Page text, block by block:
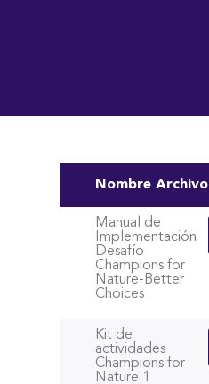
Nombre Archivo
Manual de
Implementación
Desafío
Champions for
Nature-Better
Choices
Kit de
actividades
Champions for
Nature 1